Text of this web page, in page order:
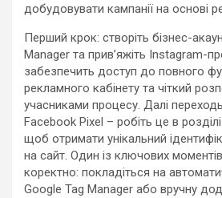
добудовувати кампанії на основі
Перший крок: створіть бізнес-
Manager та прив’яжіть Instagram-
забезпечить доступ до повного
рекламного кабінету та чіткий
учасниками процесу. Далі
Facebook Pixel – робіть це в
щоб отримати унікальний
на сайт. Один із ключових
коректно: покладіться на
Google Tag Manager або вручну